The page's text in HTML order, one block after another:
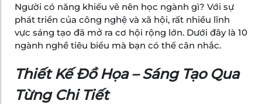
Người có năng khiếu vẽ nên học ngành gì? Với sự
phát triển của công nghệ và xã hội, rất nhiều lĩnh
vực sáng tạo đã mở ra cơ hội rộng lớn. Dưới đây là 10
ngành nghề tiêu biểu mà bạn có thể cân nhắc.
Thiết Kế Đồ Họa – Sáng Tạo Qua
Từng Chi Tiết